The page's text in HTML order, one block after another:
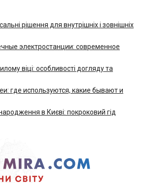
рішення для внутрішніх і зовнішніх
электростанции: современное
віці: особливості догляду та
где используются, какие бывают и
в Києві: покроковий гід